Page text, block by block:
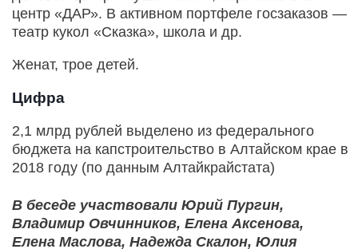
центр «ДАР». В активном портфеле госзаказов —
театр кукол «Сказка», школа и др.
Женат, трое детей.
Цифра
2,1 млрд рублей выделено из федерального
бюджета на капстроительство в Алтайском крае в
2018 году (по данным Алтайкрайстата)
В беседе участвовали Юрий Пургин,
Владимир Овчинников, Елена Аксенова,
Елена Маслова, Надежда Скалон, Юлия